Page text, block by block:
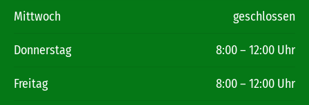
Mittwoch geschlossen
Donnerstag 8:00 – 12:00 Uhr
Freitag 8:00 – 12:00 Uhr